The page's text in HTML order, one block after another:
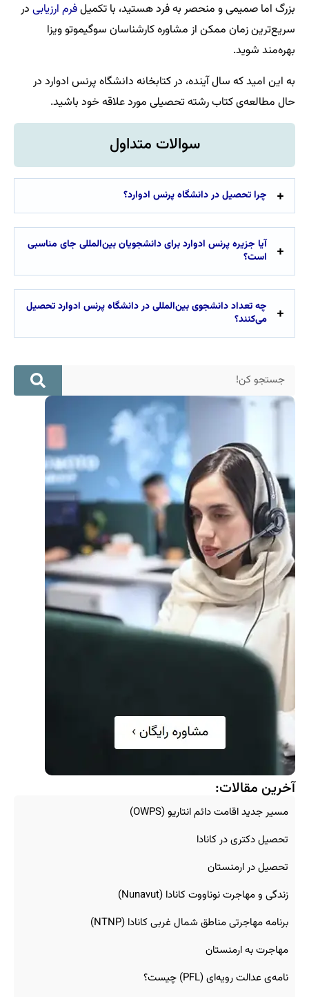
بزرگ اما صمیمی و منحصر به فرد هستید، با تکمیلفرم ارزیابی در
سریع‌ترین زمان ممکن از مشاوره کارشناسان سوگیموتو ویزا
بهره‌مند شوید.
به این امید که سال آینده، در کتابخانه دانشگاه پرنس ادوارد در
حال مطالعه‌ی کتاب رشته تحصیلی مورد علاقه خود باشید.
سوالات متداول
چرا تحصیل در دانشگاه پرنس ادوارد؟
آیا جزیره پرنس ادوارد برای دانشجویان بین‌المللی جای مناسبی
است؟
چه تعداد دانشجوی بین‌‌المللی در دانشگاه پرنس ادوارد تحصیل
می‌کنند؟
آخرین مقالات:
مسیر جدید اقامت دائم انتاریو (OWPS)
تحصیل دکتری در کانادا
تحصیل در ارمنستان
زندگی و مهاجرت نوناووت کانادا (Nunavut)
برنامه مهاجرتی مناطق شمال غربی کانادا (NTNP)
مهاجرت به ارمنستان
نامه‌ی عدالت رویه‌ای (PFL) چیست؟